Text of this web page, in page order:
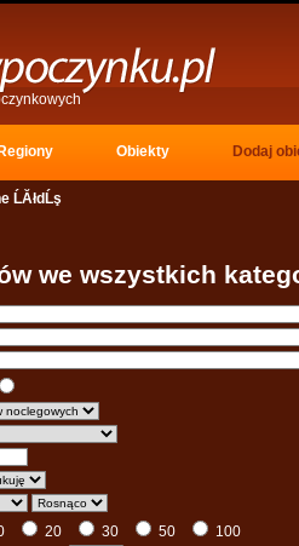
Obiekty Dodaj
ĹĂłdĹş
we wszystkich
20 30 50 100